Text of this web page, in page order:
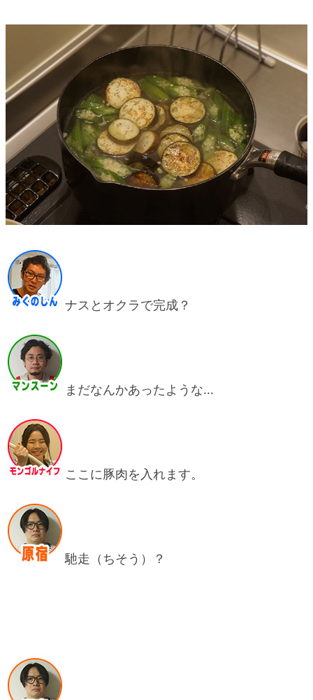
ナスとオクラで完成？
まだなんかあったような…
ここに豚肉を入れます。
馳走（ちそう）？